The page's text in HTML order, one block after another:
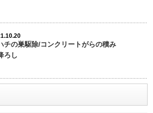
チの巣駆除/コンクリートがらの積み
ろし